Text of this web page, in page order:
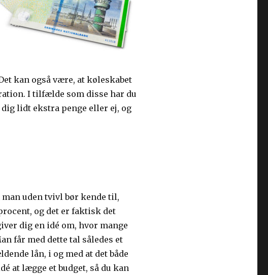
kan også være, at køleskabet
I tilfælde som disse har du
lidt ekstra penge eller ej, og
man uden tvivl bør kende til,
og det er faktisk det
dig en idé om, hvor mange
får med dette tal således et
lån, i og med at det både
at lægge et budget, så du kan